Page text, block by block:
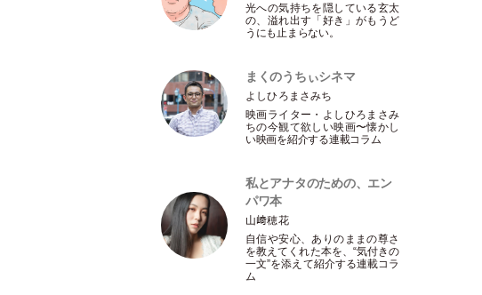
光への気持ちを隠している玄太
の、溢れ出す 「好き 」がもうど
うにも止まらない。
まくのうちぃシネマ
よしひろまさみち
映画ライター ・ よしひろまさみ
ちの今観て欲しい映画〜懐かし
い映画を紹介する連載コラム
私とアナタのための、エン
パワ本
山﨑穂花
自信や安心、ありのままの尊さ
を教えてくれた本を、“気付きの
一文”を添えて紹介する連載コラ
ム